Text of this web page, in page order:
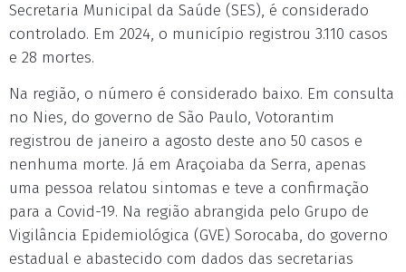
Secretaria Municipal da Saúde (SES), é considerado
controlado. Em 2024, o município registrou 3.110 casos
e 28 mortes.
Na região, o número é considerado baixo. Em consulta
no Nies, do governo de São Paulo, Votorantim
registrou de janeiro a agosto deste ano 50 casos e
nenhuma morte. Já em Araçoiaba da Serra, apenas
uma pessoa relatou sintomas e teve a confirmação
para a Covid-19. Na região abrangida pelo Grupo de
Vigilância Epidemiológica (GVE) Sorocaba, do governo
estadual e abastecido com dados das secretarias